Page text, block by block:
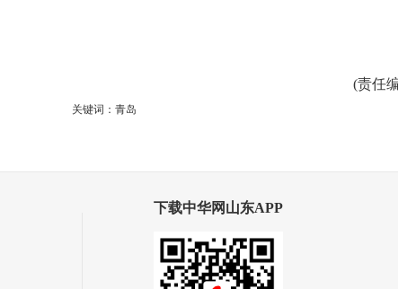
(责任
关键词：青岛
下载中华网山东APP